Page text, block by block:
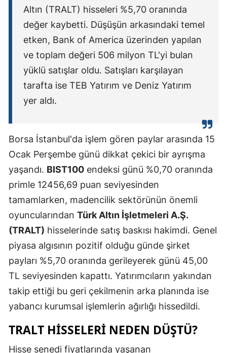
Gaziantep
Giresun
Gümüşhane
Hakkari
Mersin
İstanbul
İzmir
Kars
Kastamonu
Kayseri
Kırklareli
Kırşehir
Kocaeli
Konya
Altın (TRALT) hisseleri %5,70 oranında
değer kaybetti. Düşüşün arkasındaki temel
etken, Bank of America üzerinden yapılan
ve toplam değeri 506 milyon TL'yi bulan
yüklü satışlar oldu. Satışları karşılayan
tarafta ise TEB Yatırım ve Deniz Yatırım
yer aldı.
Borsa İstanbul'da işlem gören paylar arasında 15
Ocak Perşembe günü dikkat çekici bir ayrışma
yaşandı. BIST100 endeksi günü %0,70 oranında
primle 12456,69 puan seviyesinden
tamamlarken, madencilik sektörünün önemli
oyuncularından Türk Altın İşletmeleri A.Ş.
(TRALT) hisselerinde satış baskısı hakimdi. Genel
piyasa algısının pozitif olduğu günde şirket
payları %5,70 oranında gerileyerek günü 45,00
TL seviyesinden kapattı. Yatırımcıların yakından
takip ettiği bu geri çekilmenin arka planında ise
yabancı kurumsal işlemlerin ağırlığı hissedildi.
TRALT HISSELERI NEDEN DÜŞTÜ?
Hisse senedi fiyatlarında yaşanan